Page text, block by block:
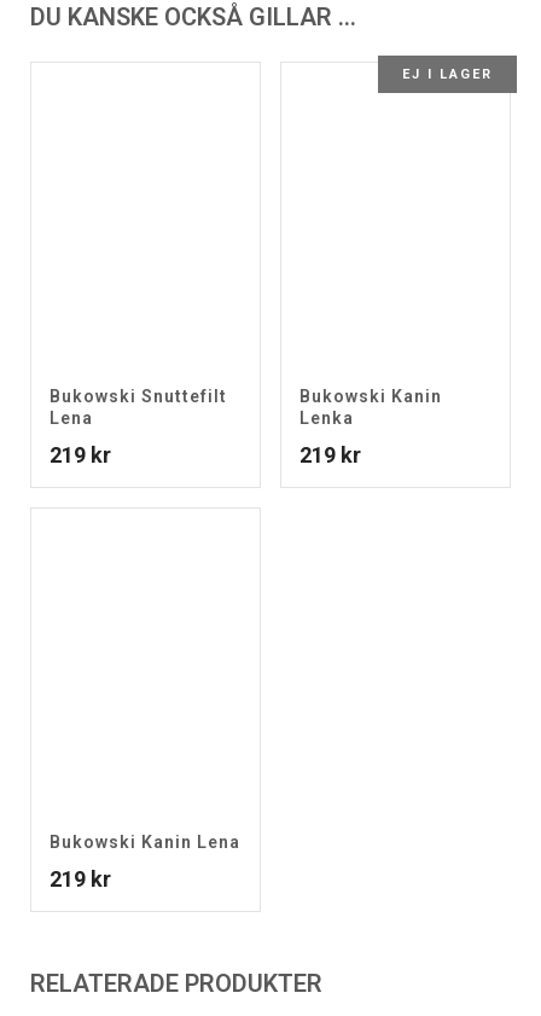
DU KANSKE OCKSÅ GILLAR …
Bukowski Snuttefilt
Lena
219 kr
EJ I LAGER
Bukowski Kanin
Lenka
219 kr
Bukowski Kanin Lena
219 kr
RELATERADE PRODUKTER